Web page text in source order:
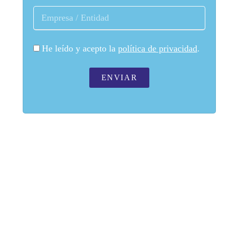
He leído y acepto la política de privacidad.
ENVIAR